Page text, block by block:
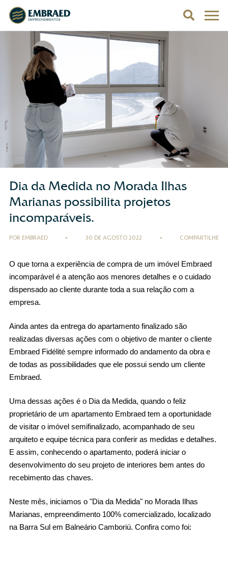
Dia da Medida no Morada Ilhas
Marianas possibilita projetos
incomparáveis.
POR EMBRAED • 30 DE AGOSTO 2022 • COMPARTILHE
O que torna a experiência de compra de um imóvel Embraed
incomparável é a atenção aos menores detalhes e o cuidado
dispensado ao cliente durante toda a sua relação com a
empresa.
Ainda antes da entrega do apartamento finalizado são
realizadas diversas ações com o objetivo de manter o cliente
Embraed Fidélité sempre informado do andamento da obra e
de todas as possibilidades que ele possui sendo um cliente
Embraed.
Uma dessas ações é o Dia da Medida, quando o feliz
proprietário de um apartamento Embraed tem a oportunidade
de visitar o imóvel semifinalizado, acompanhado de seu
arquiteto e equipe técnica para conferir as medidas e detalhes.
E assim, conhecendo o apartamento, poderá iniciar o
desenvolvimento do seu projeto de interiores bem antes do
recebimento das chaves.
Neste mês, iniciamos o "Dia da Medida" no Morada Ilhas
Marianas, empreendimento 100% comercializado, localizado
na Barra Sul em Balneário Camboriú. Confira como foi: